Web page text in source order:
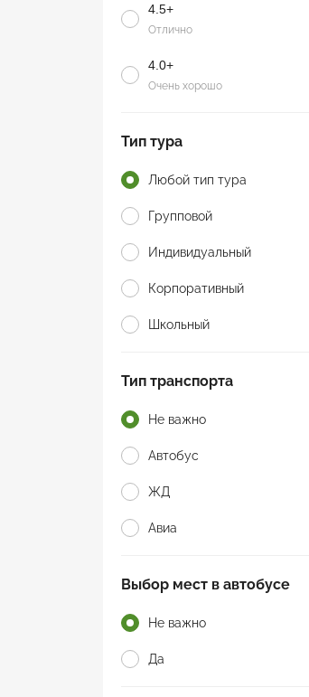
4.5+
Отлично
4.0+
Очень хорошо
Тип тура
Любой тип тура
Групповой
Индивидуальный
Корпоративный
Школьный
Тип транспорта
Не важно
Автобус
ЖД
Авиа
Выбор мест в автобусе
Не важно
Да